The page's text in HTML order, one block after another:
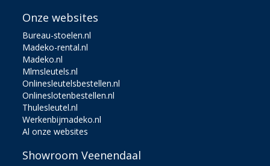
Onze websites
Bureau-stoelen.nl
Madeko-rental.nl
Madeko.nl
Mlmsleutels.nl
Onlinesleutelsbestellen.nl
Onlineslotenbestellen.nl
Thulesleutel.nl
Werkenbijmadeko.nl
Al onze websites
Showroom Veenendaal